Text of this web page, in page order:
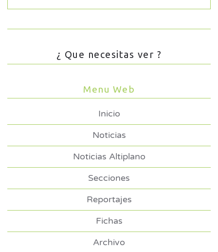
¿ Que necesitas ver ?
Menu Web
Inicio
Noticias
Noticias Altiplano
Secciones
Reportajes
Fichas
Archivo